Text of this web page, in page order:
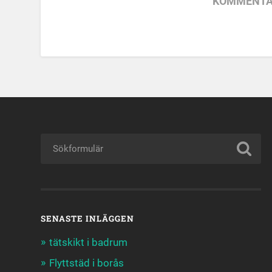
SENASTE INLÄGGEN
tätskikt i badrum
Flyttstäd i borås